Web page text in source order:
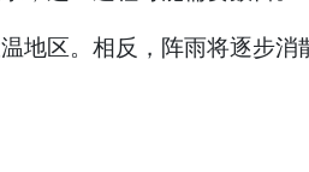
区。相反，阵雨将逐步消